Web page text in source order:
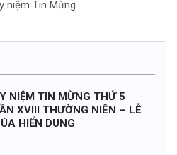
niệm Tin Mừng
NIỆM TIN MỪNG THỨ 5
XVIII THƯỜNG NIÊN – LỄ
HIỂN DUNG